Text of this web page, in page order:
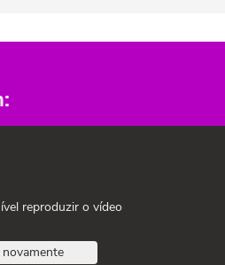
reproduzir o vídeo